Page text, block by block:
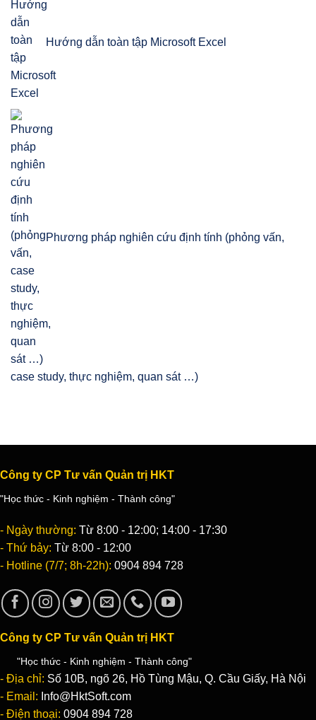
Hướng dẫn toàn tập Microsoft Excel
Phương pháp nghiên cứu định tính (phỏng vấn,
case study, thực nghiệm, quan sát …)
Công ty CP Tư vấn Quản trị HKT
"Học thức - Kinh nghiệm - Thành công"
- Ngày thường: Từ 8:00 - 12:00; 14:00 - 17:30
- Thứ bảy: Từ 8:00 - 12:00
- Hotline (7/7; 8h-22h): 0904 894 728
Công ty CP Tư vấn Quản trị HKT
"Học thức - Kinh nghiệm - Thành công"
- Địa chỉ: Số 10B, ngõ 26, Hồ Tùng Mậu, Q. Cầu Giấy, Hà Nội
- Email: Info@HktSoft.com
- Điện thoại: 0904 894 728